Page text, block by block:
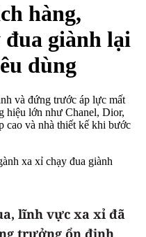
hàng,
đua giành lại
dùng
và đứng trước áp lực mất
hiệu lớn như Chanel, Dior,
cao và nhà thiết kế khi bước
lĩnh vực xa xỉ đã
trưởng ổn định